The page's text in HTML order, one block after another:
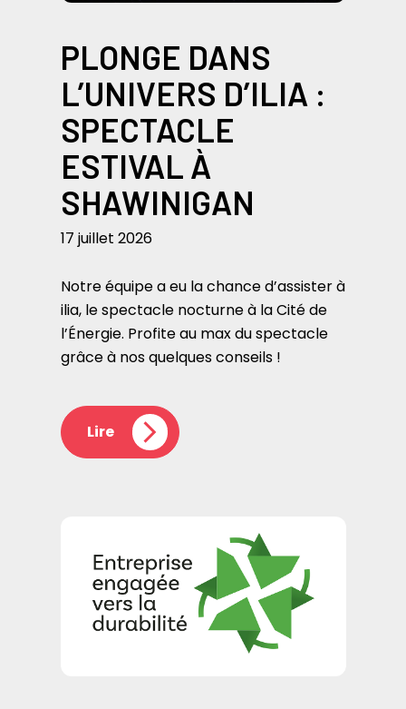
PLONGE DANS
L’UNIVERS D’ILIA :
SPECTACLE
ESTIVAL À
SHAWINIGAN
17 juillet 2026
Notre équipe a eu la chance d’assister à
ilia, le spectacle nocturne à la Cité de
l’Énergie. Profite au max du spectacle
grâce à nos quelques conseils !
Lire